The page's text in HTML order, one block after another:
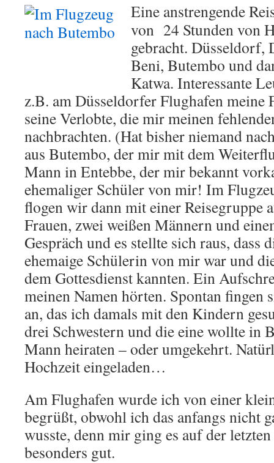
Eine anstrengende
von 24 Stunden von
gebracht. Düsseldorf,
Beni, Butembo und
Katwa. Interessante
z.B. am Düsseldorfer Flughafen meine
seine Verlobte, die mir meinen
nachbrachten. (Hat bisher niemand
aus Butembo, der mir mit dem
Mann in Entebbe, der mir bekannt
ehemaliger Schüler von mir! Im
flogen wir dann mit einer Reisegruppe
Frauen, zwei weißen Männern und
Gespräch und es stellte sich raus, dass
ehemaige Schülerin von mir war und
dem Gottesdienst kannten. Ein
meinen Namen hörten. Spontan fingen
an, das ich damals mit den Kindern
drei Schwestern und die eine wollte in
Mann heiraten – oder umgekehrt.
Hochzeit eingeladen…
Am Flughafen wurde ich von einer
begrüßt, obwohl ich das anfangs nicht
wusste, denn mir ging es auf der
besonders gut.